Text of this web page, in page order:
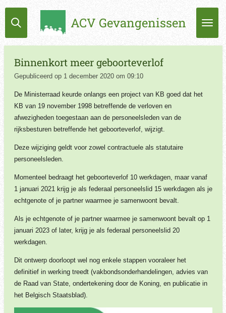
Ga
direct
de
hoofdinhoud
ACV Gevangenissen
Binnenkort meer geboorteverlof
Gepubliceerd op 1 december 2020 om 09:10
De Ministerraad keurde onlangs een project van KB goed dat het
KB van 19 november 1998 betreffende de verloven en
afwezigheden toegestaan aan de personeelsleden van de
rijksbesturen betreffende het geboorteverlof, wijzigt.
Deze wijziging geldt voor zowel contractuele als statutaire
personeelsleden.
Momenteel bedraagt het geboorteverlof 10 werkdagen, maar vanaf
1 januari 2021 krijg je als federaal personeelslid 15 werkdagen als je
echtgenote of je partner waarmee je samenwoont bevalt.
Als je echtgenote of je partner waarmee je samenwoont bevalt op 1
januari 2023 of later, krijg je als federaal personeelslid 20
werkdagen.
Dit ontwerp doorloopt wel nog enkele stappen vooraleer het
definitief in werking treedt (vakbondsonderhandelingen, advies van
de Raad van State, ondertekening door de Koning, en publicatie in
het Belgisch Staatsblad).